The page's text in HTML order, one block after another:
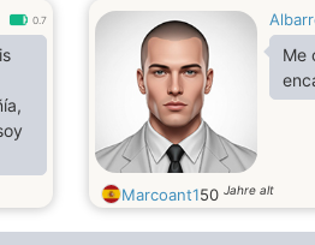
0.7
Me
Marcoant150 Jahre alt